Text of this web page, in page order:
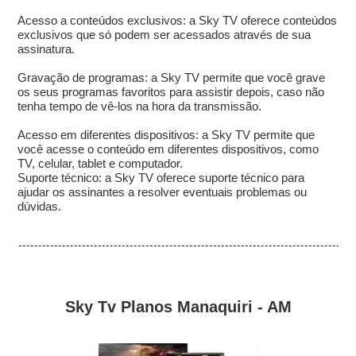
Acesso a conteúdos exclusivos: a Sky TV oferece conteúdos
exclusivos que só podem ser acessados através de sua
assinatura.
Gravação de programas: a Sky TV permite que você grave
os seus programas favoritos para assistir depois, caso não
tenha tempo de vê-los na hora da transmissão.
Acesso em diferentes dispositivos: a Sky TV permite que
você acesse o conteúdo em diferentes dispositivos, como
TV, celular, tablet e computador.
Suporte técnico: a Sky TV oferece suporte técnico para
ajudar os assinantes a resolver eventuais problemas ou
dúvidas.
Sky Tv Planos Manaquiri - AM